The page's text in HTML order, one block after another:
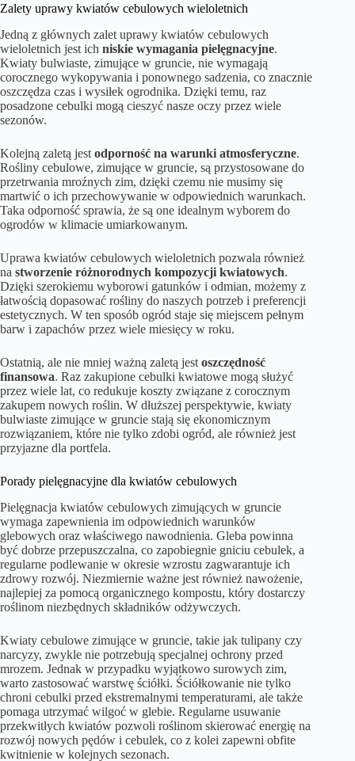
Zalety uprawy kwiatów cebulowych wieloletnich
Jedną z głównych zalet uprawy kwiatów cebulowych
wieloletnich jest ich niskie wymagania pielęgnacyjne.
Kwiaty bulwiaste, zimujące w gruncie, nie wymagają
corocznego wykopywania i ponownego sadzenia, co znacznie
oszczędza czas i wysiłek ogrodnika. Dzięki temu, raz
posadzone cebulki mogą cieszyć nasze oczy przez wiele
sezonów.
Kolejną zaletą jest odporność na warunki atmosferyczne.
Rośliny cebulowe, zimujące w gruncie, są przystosowane do
przetrwania mroźnych zim, dzięki czemu nie musimy się
martwić o ich przechowywanie w odpowiednich warunkach.
Taka odporność sprawia, że są one idealnym wyborem do
ogrodów w klimacie umiarkowanym.
Uprawa kwiatów cebulowych wieloletnich pozwala również
na stworzenie różnorodnych kompozycji kwiatowych.
Dzięki szerokiemu wyborowi gatunków i odmian, możemy z
łatwością dopasować rośliny do naszych potrzeb i preferencji
estetycznych. W ten sposób ogród staje się miejscem pełnym
barw i zapachów przez wiele miesięcy w roku.
Ostatnią, ale nie mniej ważną zaletą jest oszczędność
finansowa. Raz zakupione cebulki kwiatowe mogą służyć
przez wiele lat, co redukuje koszty związane z corocznym
zakupem nowych roślin. W dłuższej perspektywie, kwiaty
bulwiaste zimujące w gruncie stają się ekonomicznym
rozwiązaniem, które nie tylko zdobi ogród, ale również jest
przyjazne dla portfela.
Porady pielęgnacyjne dla kwiatów cebulowych
Pielęgnacja kwiatów cebulowych zimujących w gruncie
wymaga zapewnienia im odpowiednich warunków
glebowych oraz właściwego nawodnienia. Gleba powinna
być dobrze przepuszczalna, co zapobiegnie gniciu cebulek, a
regularne podlewanie w okresie wzrostu zagwarantuje ich
zdrowy rozwój. Niezmiernie ważne jest również nawożenie,
najlepiej za pomocą organicznego kompostu, który dostarczy
roślinom niezbędnych składników odżywczych.
Kwiaty cebulowe zimujące w gruncie, takie jak tulipany czy
narcyzy, zwykle nie potrzebują specjalnej ochrony przed
mrozem. Jednak w przypadku wyjątkowo surowych zim,
warto zastosować warstwę ściółki. Ściółkowanie nie tylko
chroni cebulki przed ekstremalnymi temperaturami, ale także
pomaga utrzymać wilgoć w glebie. Regularne usuwanie
przekwitłych kwiatów pozwoli roślinom skierować energię na
rozwój nowych pędów i cebulek, co z kolei zapewni obfite
kwitnienie w kolejnych sezonach.